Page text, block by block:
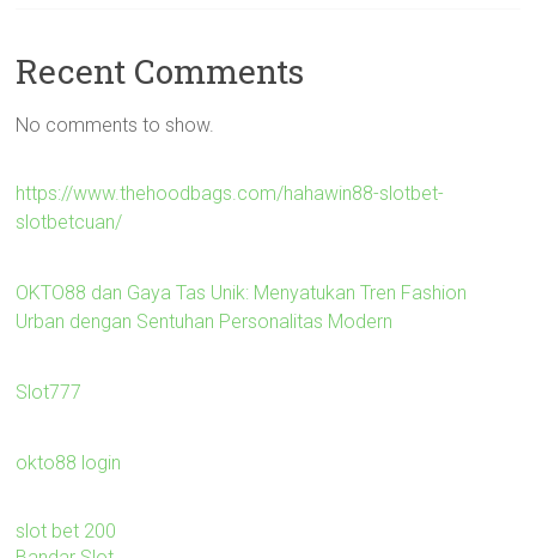
Recent Comments
No comments to show.
https://www.thehoodbags.com/hahawin88-slotbet-
slotbetcuan/
OKTO88 dan Gaya Tas Unik: Menyatukan Tren Fashion
Urban dengan Sentuhan Personalitas Modern
Slot777
okto88 login
slot bet 200